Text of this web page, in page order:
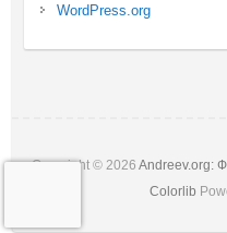
WordPress.org
Copyright © 2026 Andreev.org:
Colorlib